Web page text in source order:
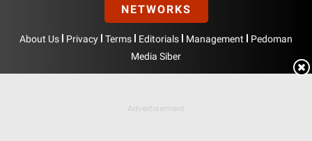
NETWORKS
About Us Privacy Terms Editorials Management
Pedoman
Media Siber